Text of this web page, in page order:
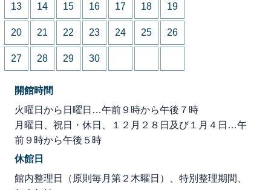
13 14 15 16 17 18 19
20 21 22 23 24 25 26
27 28 29 30
開館時間
火曜日から日曜日…午前９時から午後７時
月曜日、祝日・休日、１２月２８日及び１月４日…午
前９時から午後５時
休館日
館内整理日（原則毎月第２木曜日）、特別整理期間、